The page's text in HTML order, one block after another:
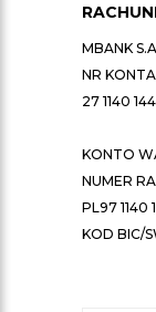
MBANK
NR
27 1140
KONTO
NUMER
PL97
KOD BIC/